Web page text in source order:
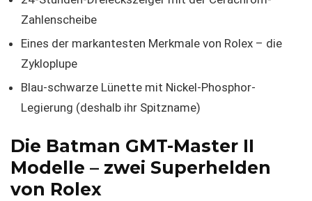
Zahlenscheibe
Eines der markantesten Merkmale von Rolex – die
Zykloplupe
Blau-schwarze Lünette mit Nickel-Phosphor-
Legierung (deshalb ihr Spitzname)
Die Batman GMT-Master II
Modelle – zwei Superhelden
von Rolex